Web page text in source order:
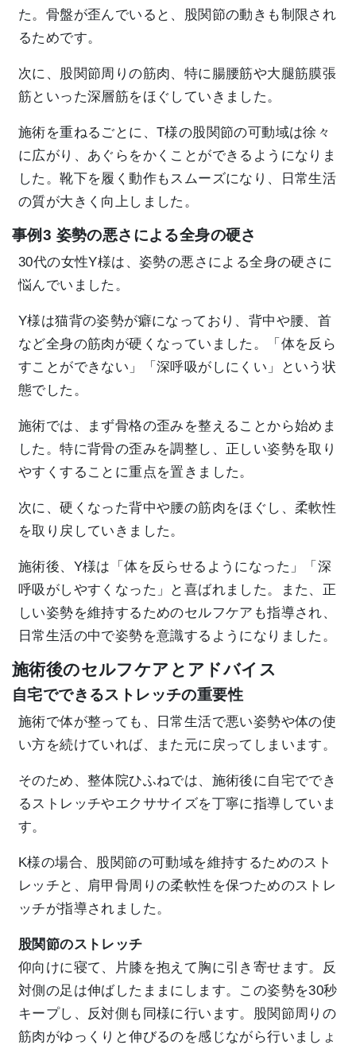
た。骨盤が歪んでいると、股関節の動きも制限され
るためです。
次に、股関節周りの筋肉、特に腸腰筋や大腿筋膜張
筋といった深層筋をほぐしていきました。
施術を重ねるごとに、T様の股関節の可動域は徐々
に広がり、あぐらをかくことができるようになりま
した。靴下を履く動作もスムーズになり、日常生活
の質が大きく向上しました。
事例3 姿勢の悪さによる全身の硬さ
30代の女性Y様は、姿勢の悪さによる全身の硬さに
悩んでいました。
Y様は猫背の姿勢が癖になっており、背中や腰、首
など全身の筋肉が硬くなっていました。「体を反ら
すことができない」「深呼吸がしにくい」という状
態でした。
施術では、まず骨格の歪みを整えることから始めま
した。特に背骨の歪みを調整し、正しい姿勢を取り
やすくすることに重点を置きました。
次に、硬くなった背中や腰の筋肉をほぐし、柔軟性
を取り戻していきました。
施術後、Y様は「体を反らせるようになった」「深
呼吸がしやすくなった」と喜ばれました。また、正
しい姿勢を維持するためのセルフケアも指導され、
日常生活の中で姿勢を意識するようになりました。
施術後のセルフケアとアドバイス
自宅でできるストレッチの重要性
施術で体が整っても、日常生活で悪い姿勢や体の使
い方を続けていれば、また元に戻ってしまいます。
そのため、整体院ひふねでは、施術後に自宅ででき
るストレッチやエクササイズを丁寧に指導していま
す。
K様の場合、股関節の可動域を維持するためのスト
レッチと、肩甲骨周りの柔軟性を保つためのストレ
ッチが指導されました。
股関節のストレッチ
仰向けに寝て、片膝を抱えて胸に引き寄せます。反
対側の足は伸ばしたままにします。この姿勢を30秒
キープし、反対側も同様に行います。股関節周りの
筋肉がゆっくりと伸びるのを感じながら行いましょ